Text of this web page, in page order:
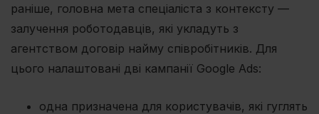
раніше, головна мета спеціаліста з контексту —
залучення роботодавців, які укладуть з
агентством договір найму співробітників. Для
цього налаштовані дві кампанії Google Ads:
одна призначена для користувачів, які гуглять